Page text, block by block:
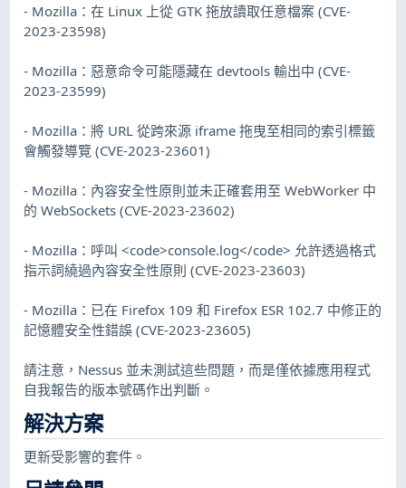
- Mozilla：在 Linux 上從 GTK 拖放讀取任意檔案 (CVE-
2023-23598)
- Mozilla：惡意命令可能隱藏在 devtools 輸出中 (CVE-
2023-23599)
- Mozilla：將 URL 從跨來源 iframe 拖曳至相同的索引標籤
會觸發導覽 (CVE-2023-23601)
- Mozilla：內容安全性原則並未正確套用至 WebWorker 中
的 WebSockets (CVE-2023-23602)
- Mozilla：呼叫 <code>console.log</code> 允許透過格式
指示詞繞過內容安全性原則 (CVE-2023-23603)
- Mozilla：已在 Firefox 109 和 Firefox ESR 102.7 中修正的
記憶體安全性錯誤 (CVE-2023-23605)
請注意，Nessus 並未測試這些問題，而是僅依據應用程式
自我報告的版本號碼作出判斷。
解決方案
更新受影響的套件。